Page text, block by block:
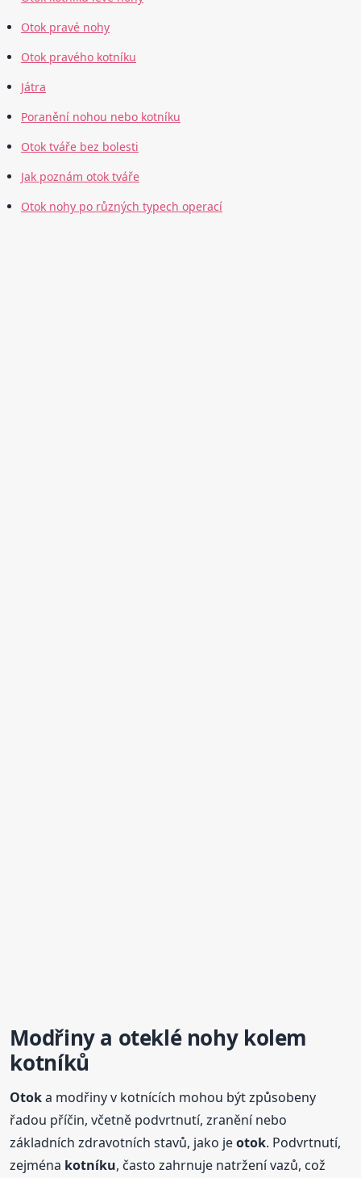
Otok pravé nohy
Otok pravého kotníku
Játra
Poranění nohou nebo kotníku
Otok tváře bez bolesti
Jak poznám otok tváře
Otok nohy po různých typech operací
Modřiny a oteklé nohy kolem
kotníků
Otoka modřiny v kotnících mohou být způsobeny
řadou příčin, včetně podvrtnutí, zranění nebo
základních zdravotních stavů, jako jeotok. Podvrtnutí,
zejména kotníku, často zahrnuje natržení vazů, což